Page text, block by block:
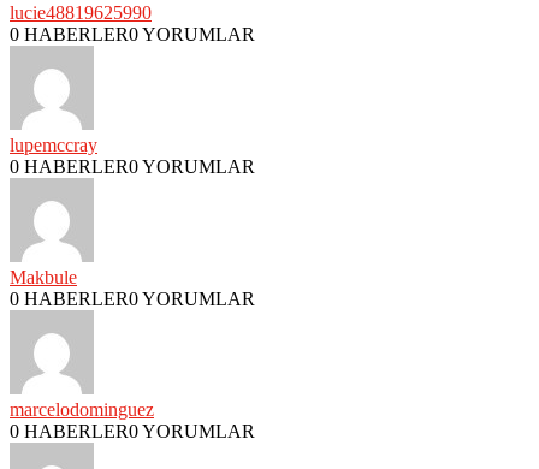
lucie48819625990
0 HABERLER0 YORUMLAR
lupemccray
0 HABERLER0 YORUMLAR
Makbule
0 HABERLER0 YORUMLAR
marcelodominguez
0 HABERLER0 YORUMLAR